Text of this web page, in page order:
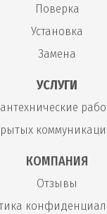
Поверка
Установка
Замена
УСЛУГИ
КОМПАНИЯ
Отзывы